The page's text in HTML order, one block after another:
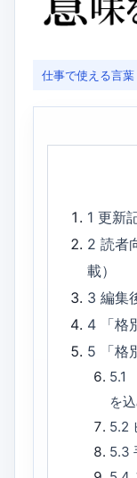
仕事で使える言葉
1更新
2読者
載）
3編集
4
「
5
「
5.1
を
5.2
5.3